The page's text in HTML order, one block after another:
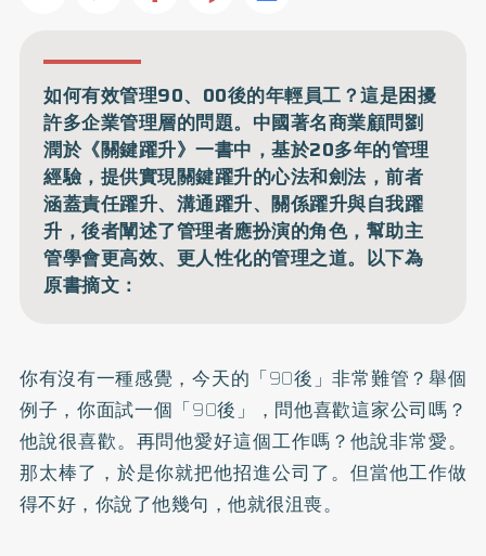
如何有效管理90、00後的年輕員工？這是困擾
許多企業管理層的問題。中國著名商業顧問劉
潤於《關鍵躍升》一書中，基於20多年的管理
經驗，提供實現關鍵躍升的心法和劍法，前者
涵蓋責任躍升、溝通躍升、關係躍升與自我躍
升，後者闡述了管理者應扮演的角色，幫助主
管學會更高效、更人性化的管理之道。以下為
原書摘文：
你有沒有一種感覺，今天的「90後」非常難管？舉個
例子，你面試一個「90後」，問他喜歡這家公司嗎？
他說很喜歡。再問他愛好這個工作嗎？他說非常愛。
那太棒了，於是你就把他招進公司了。但當他工作做
得不好，你說了他幾句，他就很沮喪。